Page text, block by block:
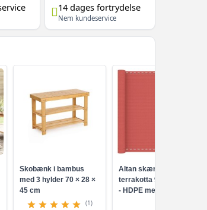
14 dages fortrydelse
Nem kundeservice
Skobænk i bambus
med 3 hylder 70 × 28 ×
45 cm
(1)
Altan skærm i
terrakotta 90 × 800 cm
- HDPE med